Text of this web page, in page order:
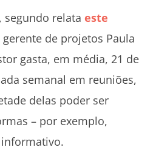
segundo relata este
de projetos Paula
gasta, em média, 21 de
semanal em reuniões,
delas poder ser
– por exemplo,